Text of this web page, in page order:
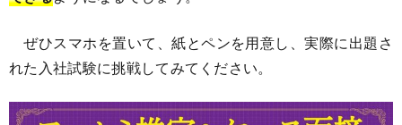
ぜひスマホを置いて、紙とペンを用意し、実際に出題さ
れた入社試験に挑戦してみてください。